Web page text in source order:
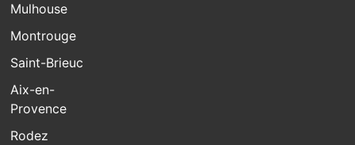
Mulhouse
Montrouge
Saint-Brieuc
Aix-en-
Provence
Rodez